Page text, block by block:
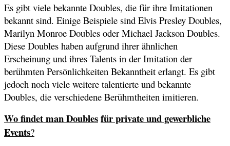
Es gibt viele bekannte Doubles, die für ihre Imitationen
bekannt sind. Einige Beispiele sind Elvis Presley Doubles,
Marilyn Monroe Doubles oder Michael Jackson Doubles.
Diese Doubles haben aufgrund ihrer ähnlichen
Erscheinung und ihres Talents in der Imitation der
berühmten Persönlichkeiten Bekanntheit erlangt. Es gibt
jedoch noch viele weitere talentierte und bekannte
Doubles, die verschiedene Berühmtheiten imitieren.
Wo findet man Doublesfür private und gewerbliche
Events?